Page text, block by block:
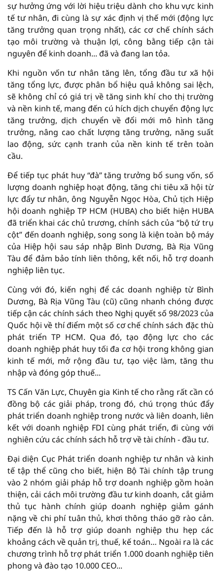
sự hưởng ứng với lời hiệu triệu dành cho khu vực kinh
tế tư nhân, đi cùng là sự xác định vị thế mới (động lực
tăng trưởng quan trọng nhất), các cơ chế chính sách
tạo môi trường và thuận lợi, công bằng tiếp cận tài
nguyên để kinh doanh... đã và đang lan tỏa.
Khi nguồn vốn tư nhân tăng lên, tổng đầu tư xã hội
tăng tổng lực, được phân bổ hiệu quả không sai lệch,
sẽ không chỉ có giá trị về tăng sinh khí cho thị trường
và nền kinh tế, mang đến cú hích dịch chuyển động lực
tăng trưởng, dịch chuyển về đổi mới mô hình tăng
trưởng, nâng cao chất lượng tăng trưởng, năng suất
lao động, sức cạnh tranh của nền kinh tế trên toàn
cầu.
Để tiếp tục phát huy “đà” tăng trưởng bổ sung vốn, số
lượng doanh nghiệp hoạt động, tăng chi tiêu xã hội từ
lực đẩy tư nhân, ông Nguyễn Ngọc Hòa, Chủ tịch Hiệp
hội doanh nghiệp TP HCM (HUBA) cho biết hiện HUBA
đã triển khai các chủ trương, chính sách của “bộ tứ trụ
cột” đến doanh nghiệp, song song là kiện toàn bộ máy
của Hiệp hội sau sáp nhập Bình Dương, Bà Rịa Vũng
Tàu để đảm bảo tính liên thông, kết nối, hỗ trợ doanh
nghiệp liên tục.
Cùng với đó, kiến nghị để các doanh nghiệp từ Bình
Dương, Bà Rịa Vũng Tàu (cũ) cũng nhanh chóng được
tiếp cận các chính sách theo Nghị quyết số 98/2023 của
Quốc hội về thí điểm một số cơ chế chính sách đặc thù
phát triển TP HCM. Qua đó, tạo động lực cho các
doanh nghiệp phát huy tối đa cơ hội trong không gian
kinh tế mới, mở rộng đầu tư, tạo việc làm, tăng thu
nhập và đóng góp thuế...
TS Cấn Văn Lực, Chuyên gia Kinh tế cho rằng rất cần có
đồng bộ các giải pháp, trong đó, chú trọng thúc đẩy
phát triển doanh nghiệp trong nước và liên doanh, liên
kết với doanh nghiệp FDI cùng phát triển, đi cùng với
nghiên cứu các chính sách hỗ trợ về tài chính - đầu tư.
Đại diện Cục Phát triển doanh nghiệp tư nhân và kinh
tế tập thể cũng cho biết, hiện Bộ Tài chính tập trung
vào 2 nhóm giải pháp hỗ trợ doanh nghiệp gồm hoàn
thiện, cải cách môi trường đầu tư kinh doanh, cắt giảm
thủ tục hành chính giúp doanh nghiệp giảm gánh
nặng về chi phí tuân thủ, khơi thông tháo gỡ rào cản.
Tiếp đến là hỗ trợ giúp doanh nghiệp thu hẹp các
khoảng cách về quản trị, thuế, kế toán… Ngoài ra là các
chương trình hỗ trợ phát triển 1.000 doanh nghiệp tiên
phong và đào tạo 10.000 CEO...